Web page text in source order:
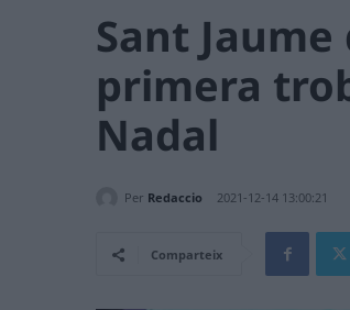
Sant Jaume
primera
Nadal
Per Redaccio 2021-12-14 13:00:21
Comparteix